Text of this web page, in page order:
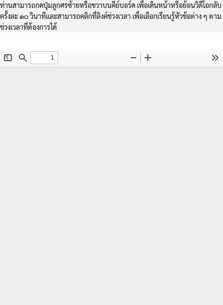
ท่านสามารถกดปุ่มลูกศรซ้ายหรือขวาบนคีย์บอร์ด เพื่อเดินหน้าหรือย้อนวิดีโอกลับ
ครั้งละ ๑๐ วินาทีและสามารถคลิกที่ลิงค์ช่วงเวลา เพื่อเลือกเรียนรู้หัวข้อต่าง ๆ ตาม
ช่วงเวลาที่ต้องการได้